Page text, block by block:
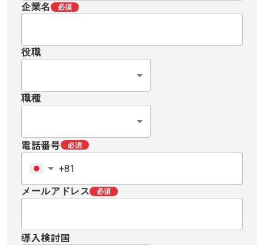
企業名 必須
役職
職種
電話番号 必須
メールアドレス 必須
導入検討国